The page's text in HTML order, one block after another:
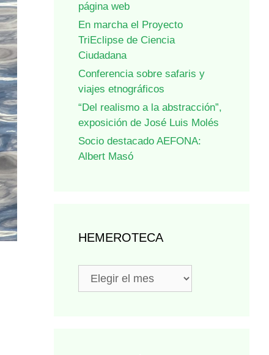
página web
En marcha el Proyecto
TriEclipse de Ciencia
Ciudadana
Conferencia sobre safaris y
viajes etnográficos
“Del realismo a la abstracción”,
exposición de José Luis Molés
Socio destacado AEFONA:
Albert Masó
HEMEROTECA
Hemeroteca